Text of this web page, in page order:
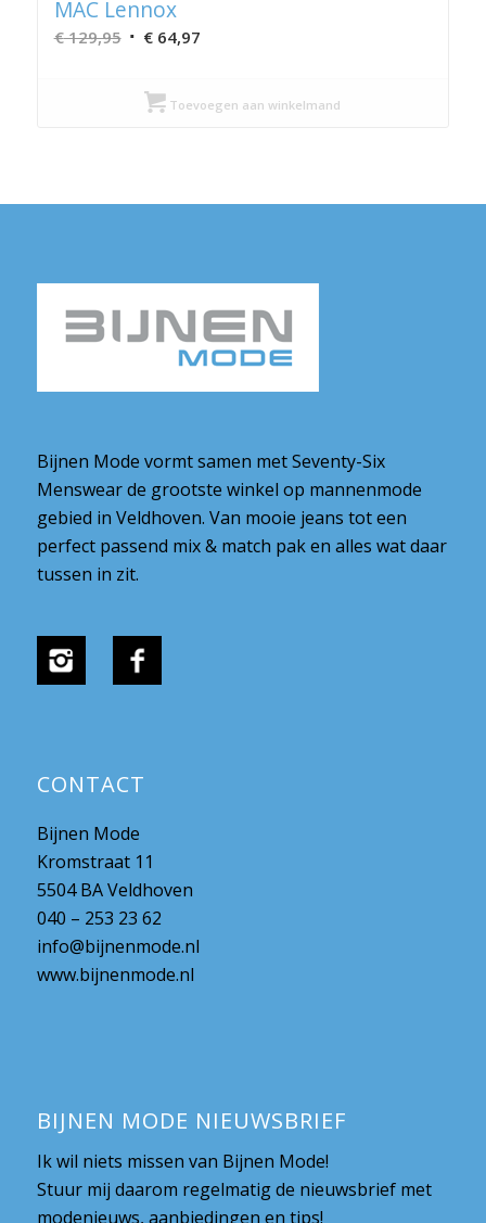
MAC Lennox
€129,95 Oorspronkelijke
was:
€ 129,95.
€64,97Huidige
€ 64,97.
Toevoegen aan winkelmand
Bijnen Mode vormt samen met Seventy-Six
Menswear de grootste winkel op mannenmode
gebied in Veldhoven. Van mooie jeans tot een
perfect passend mix & match pak en alles wat daar
tussen in zit.
CONTACT
Bijnen Mode
Kromstraat 11
5504 BA Veldhoven
040 – 253 23 62
info@bijnenmode.nl
www.bijnenmode.nl
BIJNEN MODE NIEUWSBRIEF
Ik wil niets missen van Bijnen Mode!
Stuur mij daarom regelmatig de nieuwsbrief met
modenieuws, aanbiedingen en tips!